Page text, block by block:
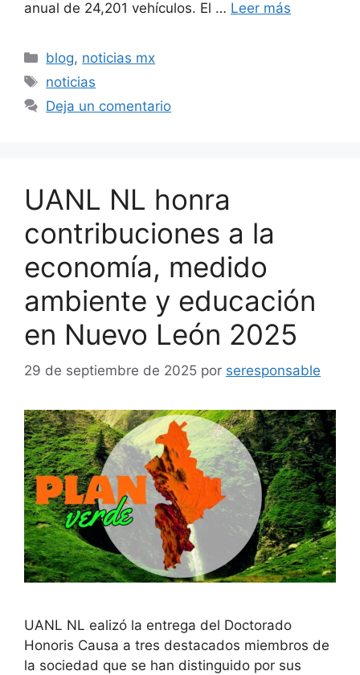
anual de 24,201 vehículos. El … Leer más
Categorías
blog, noticias mx
Etiquetas
noticias
Deja un comentario
UANL NL honra
contribuciones a la
economía, medido
ambiente y educación
en Nuevo León 2025
29 de septiembre de 2025 por seresponsable
UANL NL ealizó la entrega del Doctorado
Honoris Causa a tres destacados miembros de
la sociedad que se han distinguido por sus